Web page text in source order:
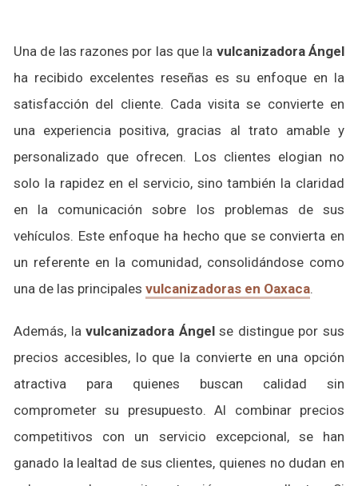
Una de las razones por las que la vulcanizadora Ángel
ha recibido excelentes reseñas es su enfoque en la
satisfacción del cliente. Cada visita se convierte en
una experiencia positiva, gracias al trato amable y
personalizado que ofrecen. Los clientes elogian no
solo la rapidez en el servicio, sino también la claridad
en la comunicación sobre los problemas de sus
vehículos. Este enfoque ha hecho que se convierta en
un referente en la comunidad, consolidándose como
una de las principales vulcanizadoras en Oaxaca.
Además, lavulcanizadora Ángelse distingue por sus
precios accesibles, lo que la convierte en una opción
atractiva para quienes buscan calidad sin
comprometer su presupuesto. Al combinar precios
competitivos con un servicio excepcional, se han
ganado la lealtad de sus clientes, quienes no dudan en